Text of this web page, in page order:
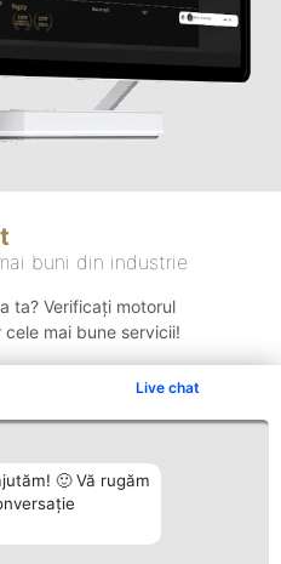
Live chat
🙂 Vă rugăm
buni din industrie
ta? Verificați motorul
mai bune servicii!